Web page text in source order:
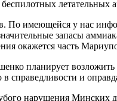
летательных
По имеющейся у нас
запасы
окажется часть
планирует
и
нарушения Минских